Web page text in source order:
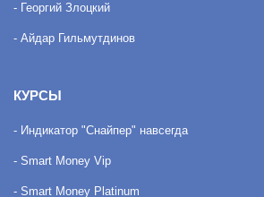
- Георгий Злоцкий
- Айдар Гильмутдинов
КУРСЫ
- Индикатор "Снайпер" навсегда
- Smart Money Vip
- Smart Money Platinum